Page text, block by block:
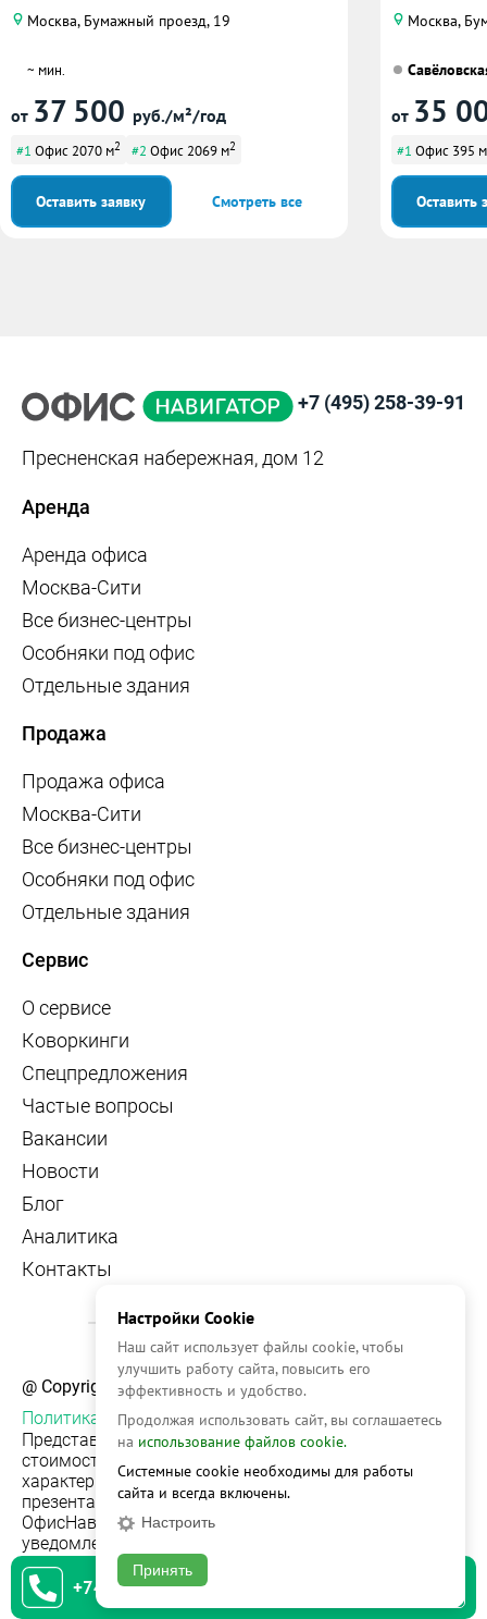
Москва, Бумажный проезд, 19
~ мин.
от 37 500 руб./м²/год
#1 Офис 2070 м2 #2 Офис 2069 м2
Оставить заявку Смотреть все
Москва,
от 35
#1 Офис 395 м
Оставить
+7 (495) 258-39-91
Пресненская набережная, дом 12
Аренда
Аренда офиса
Москва-Сити
Все бизнес-центры
Особняки под офис
Отдельные здания
Продажа
Продажа офиса
Москва-Сити
Все бизнес-центры
Особняки под офис
Отдельные здания
Сервис
О сервисе
Коворкинги
Спецпредложения
Частые вопросы
Вакансии
Новости
Блог
Аналитика
Контакты
@ Copyright, 2026 OFFICE NAVIGATOR
Политика конфиденциальности
Представленная на сайте информация, в т.ч.
стоимости объектов, носит информационный
характер и не является публичной офертой. Условия
презентации объекта недвижимости на сервисе
ОфисНавигатор могут быть изменены без
уведомления.
+74951542930
Настройки Cookie
Наш сайт использует файлы cookie, чтобы
улучшить работу сайта, повысить его
эффективность и удобство.
Продолжая использовать сайт, вы соглашаетесь
на использование файлов cookie.
Системные cookie необходимы для работы
сайта и всегда включены.
Настроить
Принять